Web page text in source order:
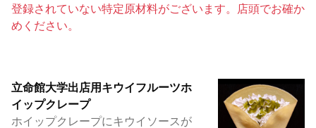
登録されていない特定原材料がございます。店頭でお確か
めください。
立命館大学出店用キウイフルーツホ
イップクレープ
ホイップクレープにキウイソースが